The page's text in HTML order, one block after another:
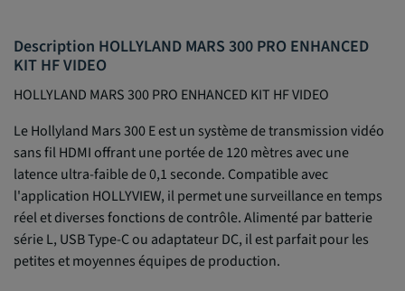
Description HOLLYLAND MARS 300 PRO ENHANCED
KIT HF VIDEO
HOLLYLAND MARS 300 PRO ENHANCED KIT HF VIDEO
Le Hollyland Mars 300 E est un système de transmission vidéo
sans fil HDMI offrant une portée de 120 mètres avec une
latence ultra-faible de 0,1 seconde. Compatible avec
l'application HOLLYVIEW, il permet une surveillance en temps
réel et diverses fonctions de contrôle. Alimenté par batterie
série L, USB Type-C ou adaptateur DC, il est parfait pour les
petites et moyennes équipes de production.